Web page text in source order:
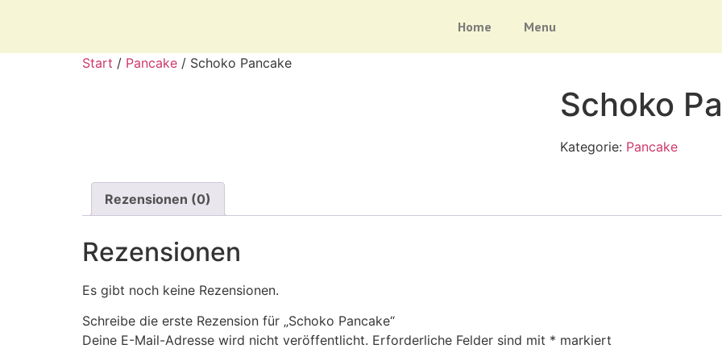
Home Menu
Start / Pancake / Schoko Pancake
Schoko
Kategorie: Pancake
Rezensionen (0)
Rezensionen
Es gibt noch keine Rezensionen.
Schreibe die erste Rezension für „Schoko Pancake“
Deine E-Mail-Adresse wird nicht veröffentlicht. Erforderliche Felder sind mit * markiert